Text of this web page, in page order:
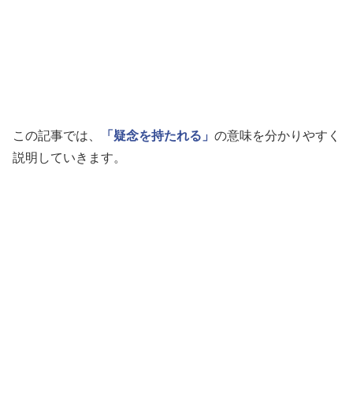
この記事では、 「疑念を持たれる」 の意味を分かりやすく
説明していきます。